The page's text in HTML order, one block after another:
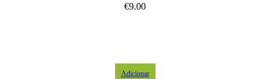
€9.00
Adicionar